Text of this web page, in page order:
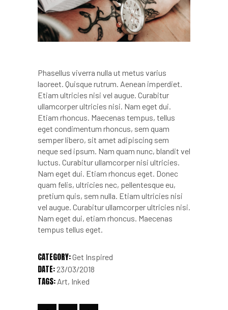
Phasellus viverra nulla ut metus varius
laoreet. Quisque rutrum. Aenean imperdiet.
Etiam ultricies nisi vel augue. Curabitur
ullamcorper ultricies nisi. Nam eget dui.
Etiam rhoncus. Maecenas tempus, tellus
eget condimentum rhoncus, sem quam
semper libero, sit amet adipiscing sem
neque sed ipsum. Nam quam nunc, blandit vel
luctus. Curabitur ullamcorper nisi ultricies.
Nam eget dui. Etiam rhoncus eget. Donec
quam felis, ultricies nec, pellentesque eu,
pretium quis, sem nulla. Etiam ultricies nisi
vel augue. Curabitur ullamcorper ultricies nisi.
Nam eget dui, etiam rhoncus. Maecenas
tempus tellus eget.
CATEGORY:Get Inspired
DATE: 23/03/2018
TAGS: Art Inked